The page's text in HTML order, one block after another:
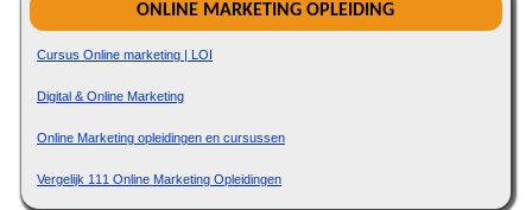
ONLINE MARKETING OPLEIDING
Cursus Online marketing | LOI
Digital & Online Marketing
Online Marketing opleidingen en cursussen
Vergelijk 111 Online Marketing Opleidingen